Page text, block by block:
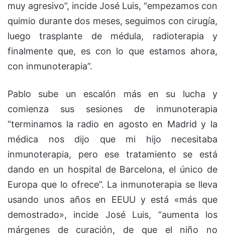
muy agresivo”, incide José Luis, “empezamos con
quimio durante dos meses, seguimos con cirugía,
luego trasplante de médula, radioterapia y
finalmente que, es con lo que estamos ahora,
con inmunoterapia”.
Pablo sube un escalón más en su lucha y
comienza sus sesiones de inmunoterapia
“terminamos la radio en agosto en Madrid y la
médica nos dijo que mi hijo necesitaba
inmunoterapia, pero ese tratamiento se está
dando en un hospital de Barcelona, el único de
Europa que lo ofrece”. La inmunoterapia se lleva
usando unos años en EEUU y está «más que
demostrado», incide José Luis, “aumenta los
márgenes de curación, de que el niño no